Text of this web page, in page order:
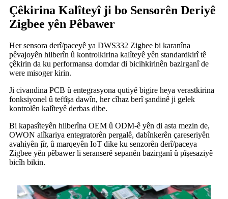
Çêkirina Kalîteyî ji bo Sensorên Deriyê
Zigbee yên Pêbawer
Her sensora derî/paceyê ya DWS332 Zigbee bi karanîna
pêvajoyên hilberîn û kontrolkirina kalîteyê yên standardkirî tê
çêkirin da ku performansa domdar di bicihkirinên bazirganî de
were misoger kirin.
Ji civandina PCB û entegrasyona qutiyê bigire heya verastkirina
fonksiyonel û teftîşa dawîn, her cîhaz berî şandinê ji gelek
kontrolên kalîteyê derbas dibe.
Bi kapasîteyên hilberîna OEM û ODM-ê yên di asta mezin de,
OWON alîkariya entegratorên pergalê, dabînkerên çareseriyên
avahiyên jîr, û marqeyên IoT dike ku senzorên derî/paceya
Zigbee yên pêbawer li seranserê sepanên bazirganî û pîşesaziyê
bicîh bikin.